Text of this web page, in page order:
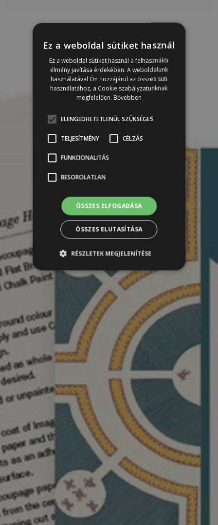
Ez a weboldal sütiket használ
Ez a weboldal sütiket használ a felhasználói
élmény javítása érdekében. A weboldalunk
használatával Ön hozzájárul az összes süti
használatához, a Cookie szabályzatunknak
megfelelően. Bővebben
ELENGEDHETETLENÜL SZÜKSÉGES
TELJESÍTMÉNY CÉLZÁS
FUNKCIONALITÁS
BESOROLATLAN
ÖSSZES ELFOGADÁSA
ÖSSZES ELUTASÍTÁSA
RÉSZLETEK MEGJELENÍTÉSE